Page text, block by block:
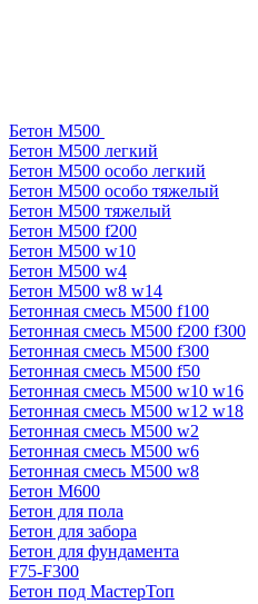
Бетон М500
Бетон М500 легкий
Бетон М500 особо легкий
Бетон М500 особо тяжелый
Бетон М500 тяжелый
Бетон М500 f200
Бетон М500 w10
Бетон М500 w4
Бетон М500 w8 w14
Бетонная смесь М500 f100
Бетонная смесь М500 f200 f300
Бетонная смесь М500 f300
Бетонная смесь М500 f50
Бетонная смесь М500 w10 w16
Бетонная смесь М500 w12 w18
Бетонная смесь М500 w2
Бетонная смесь М500 w6
Бетонная смесь М500 w8
Бетон М600
Бетон для пола
Бетон для забора
Бетон для фундамента
F75-F300
Бетон под МастерТоп